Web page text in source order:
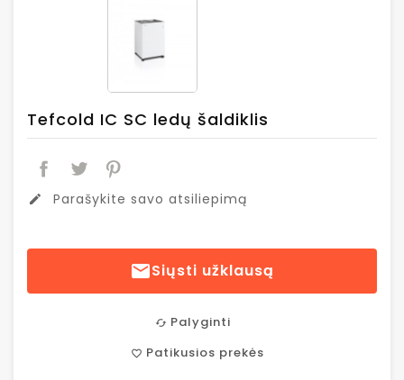
Tefcold IC SC ledų šaldiklis
edit Parašykite savo atsiliepimą
Siųsti užklausą
cached Palyginti
favorite_border Patikusios prekės